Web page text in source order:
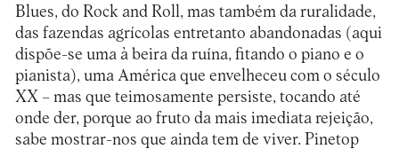
Blues, do Rock and Roll, mas também da ruralidade,
das fazendas agrícolas entretanto abandonadas (aqui
dispõe-se uma à beira da ruína, fitando o piano e o
pianista), uma América que envelheceu com o século
XX – mas que teimosamente persiste, tocando até
onde der, porque ao fruto da mais imediata rejeição,
sabe mostrar-nos que ainda tem de viver. Pinetop